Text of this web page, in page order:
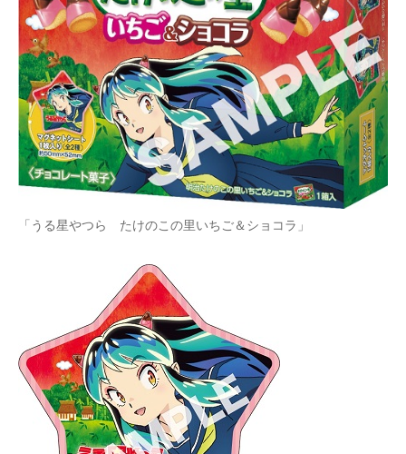
「うる星やつら たけのこの里いちご＆ショコラ」